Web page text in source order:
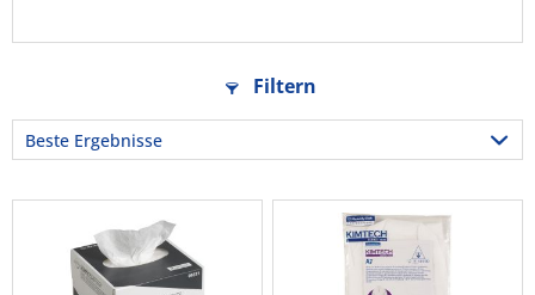
Filtern